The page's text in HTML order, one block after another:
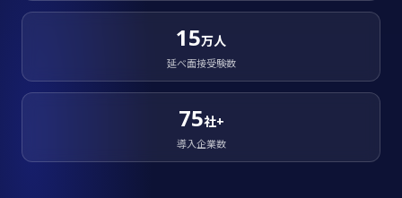
15万人
延べ面接受験数
75社+
導入企業数